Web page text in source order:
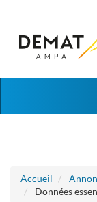
Accueil
Données